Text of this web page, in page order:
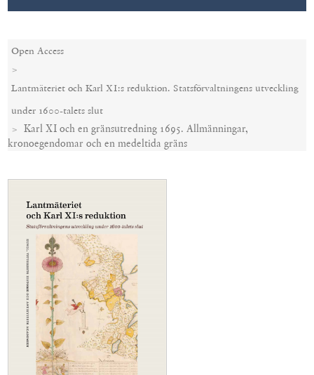
Open Access
Lantmäteriet och Karl XI:s reduktion. Statsförvaltningens utveckling
under 1600-talets slut
Karl XI och en gränsutredning 1695. Allmänningar,
kronoegendomar och en medeltida gräns